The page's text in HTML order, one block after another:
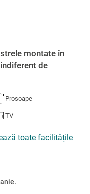
montate în
de
Prosoape
TV
toate facilitățile